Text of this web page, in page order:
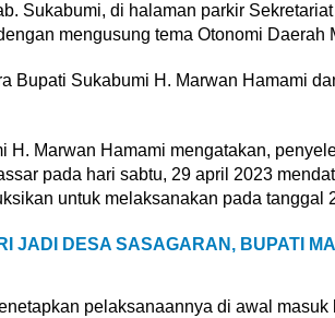
Sukabumi, di halaman parkir
mengusung tema Otonomi Daerah
Bupati Sukabumi H. Marwan Hamami
H. Marwan Hamami mengatakan,
pada hari sabtu, 29 april 2023
untuk melaksanakan pada tanggal
JADI DESA SASAGARAN, BUPATI
pelaksanaannya di awal masuk